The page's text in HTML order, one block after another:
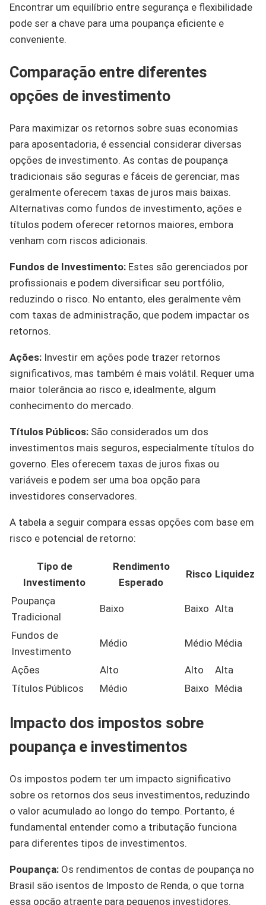
Encontrar um equilíbrio entre segurança e flexibilidade
pode ser a chave para uma poupança eficiente e
conveniente.
Comparação entre diferentes
opções de investimento
Para maximizar os retornos sobre suas economias
para aposentadoria, é essencial considerar diversas
opções de investimento. As contas de poupança
tradicionais são seguras e fáceis de gerenciar, mas
geralmente oferecem taxas de juros mais baixas.
Alternativas como fundos de investimento, ações e
títulos podem oferecer retornos maiores, embora
venham com riscos adicionais.
Fundos de Investimento: Estes são gerenciados por
profissionais e podem diversificar seu portfólio,
reduzindo o risco. No entanto, eles geralmente vêm
com taxas de administração, que podem impactar os
retornos.
Ações: Investir em ações pode trazer retornos
significativos, mas também é mais volátil. Requer uma
maior tolerância ao risco e, idealmente, algum
conhecimento do mercado.
Títulos Públicos: São considerados um dos
investimentos mais seguros, especialmente títulos do
governo. Eles oferecem taxas de juros fixas ou
variáveis e podem ser uma boa opção para
investidores conservadores.
A tabela a seguir compara essas opções com base em
risco e potencial de retorno:
Tipo de
Investimento
Rendimento
Esperado
Risco Liquidez
Poupança
Tradicional
Baixo Baixo Alta
Fundos de
Investimento
Médio Médio Média
Ações Alto Alto
Alta
Títulos Públicos
Médio Baixo Média
Impacto dos impostos sobre
poupança e investimentos
Os impostos podem ter um impacto significativo
sobre os retornos dos seus investimentos, reduzindo
o valor acumulado ao longo do tempo. Portanto, é
fundamental entender como a tributação funciona
para diferentes tipos de investimentos.
Poupança: Os rendimentos de contas de poupança no
Brasil são isentos de Imposto de Renda, o que torna
essa opção atraente para pequenos investidores.